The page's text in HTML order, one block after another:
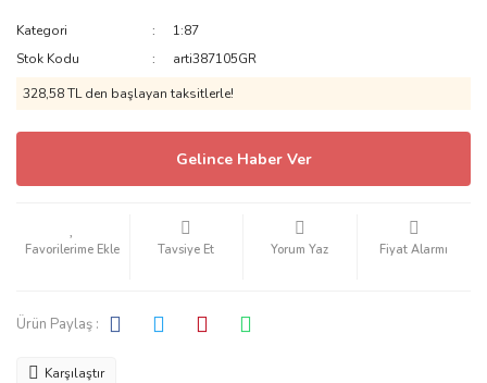
Kategori
1:87
Stok Kodu
arti387105GR
328,58 TL den başlayan taksitlerle!
Gelince Haber Ver
Tavsiye Et Yorum Yaz Fiyat Alarmı
Ürün Paylaş :
Karşılaştır